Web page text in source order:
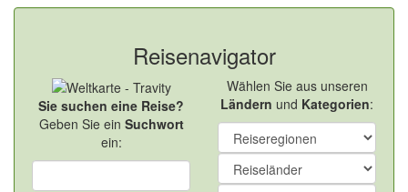
Reisenavigator
Sie suchen eine Reise?
Geben Sie ein Suchwort
ein:
Wählen Sie aus unseren
Ländern und Kategorien: